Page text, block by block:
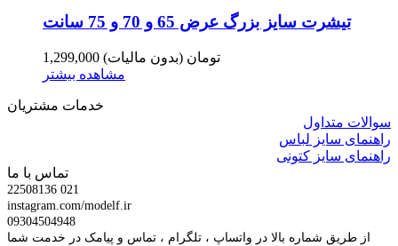
تیشرت سایز بزرگ عرض 65 و 70 و 75 سانت
1,299,000 تومان (بدون مالیات)
مشاهده بیشتر
خدمات مشتریان
سوالات متداول
راهنمای سایز لباس
راهنمای سایز کتونی
تماس با ما
22508136 021
instagram.com/modelf.ir
09304504948
از طریق شماره بالا در واتساپ ، تلگرام ، تماس و پیامک در خدمت شما